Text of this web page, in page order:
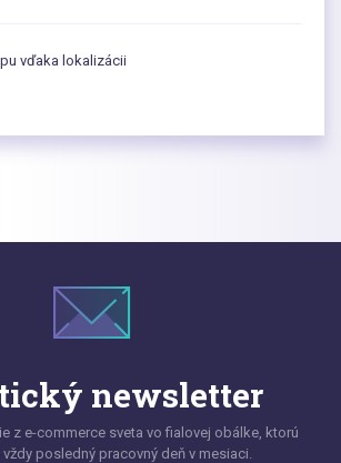
vďaka lokalizácii
newsletter
z e-commerce sveta vo fialovej obálke, ktorú
posledný pracovný deň v mesiaci.